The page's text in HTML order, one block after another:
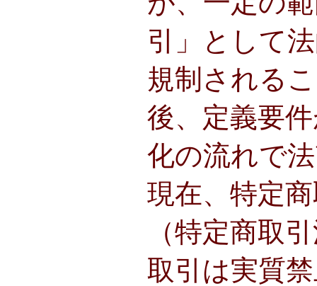
引」として
規制される
後、定義要
化の流れで
現在、特定
（特定商取
取引は実質